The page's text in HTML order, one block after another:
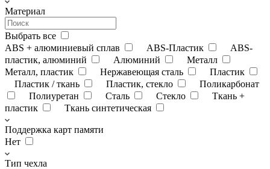
Материал
Выбрать все
ABS + алюминиевый сплав
ABS-Пластик
ABS-
пластик, алюминий
Алюминий
Металл
Металл, пластик
Нержавеющая сталь
Пластик
Пластик / ткань
Пластик, стекло
Поликарбонат
Полиуретан
Сталь Стекло
Ткань +
пластик
Ткань синтетическая
Поддержка карт памяти
Нет
Тип чехла